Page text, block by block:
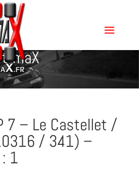
maX
7 – Le Castellet /
/ 341) –
1